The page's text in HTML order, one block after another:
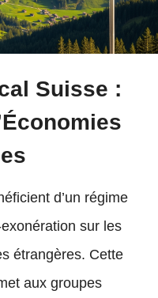
Suisse :
d’un régime
sur les
étrangères. Cette
aux groupes